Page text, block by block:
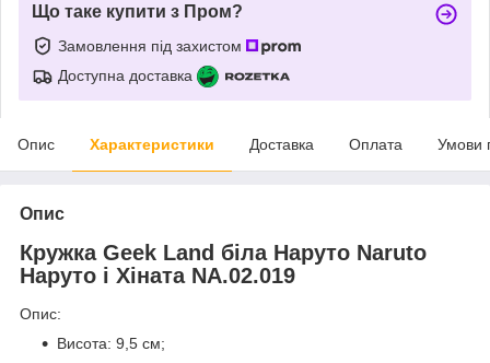
Що таке купити з Пром?
Замовлення під захистом
Доступна доставка
Опис Характеристики Доставка Оплата Умови
Опис
Кружка Geek Land біла Наруто Naruto
Наруто і Хіната NA.02.019
Опис:
Висота: 9,5 см;